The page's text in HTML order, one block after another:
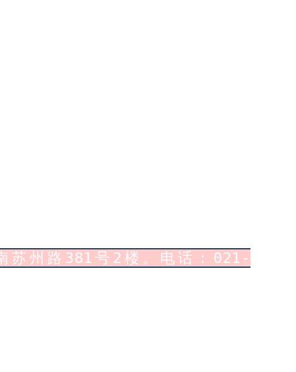
州路381号2楼。电话：021-